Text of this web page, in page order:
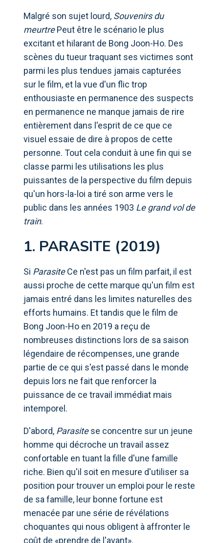
Malgré son sujet lourd, Souvenirs du
meurtrePeut être le scénario le plus
excitant et hilarant de Bong Joon-Ho. Des
scènes du tueur traquant ses victimes sont
parmi les plus tendues jamais capturées
sur le film, et la vue d'un flic trop
enthousiaste en permanence des suspects
en permanence ne manque jamais de rire
entièrement dans l'esprit de ce que ce
visuel essaie de dire à propos de cette
personne. Tout cela conduit à une fin qui se
classe parmi les utilisations les plus
puissantes de la perspective du film depuis
qu'un hors-la-loi a tiré son arme vers le
public dans les années 1903 Le grand vol de
train.
1. PARASITE (2019)
Si ParasiteCe n'est pas un film parfait, il est
aussi proche de cette marque qu'un film est
jamais entré dans les limites naturelles des
efforts humains. Et tandis que le film de
Bong Joon-Ho en 2019 a reçu de
nombreuses distinctions lors de sa saison
légendaire de récompenses, une grande
partie de ce qui s'est passé dans le monde
depuis lors ne fait que renforcer la
puissance de ce travail immédiat mais
intemporel.
D'abord, Parasitese concentre sur un jeune
homme qui décroche un travail assez
confortable en tuant la fille d'une famille
riche. Bien qu'il soit en mesure d'utiliser sa
position pour trouver un emploi pour le reste
de sa famille, leur bonne fortune est
menacée par une série de révélations
choquantes qui nous obligent à affronter le
coût de «prendre de l'avant».